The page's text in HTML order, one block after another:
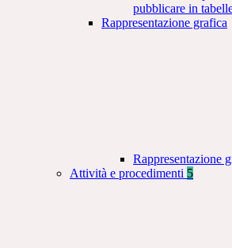
pubblicare in
Rappresentazione grafica
Rappresentazione
Attività e procedimenti 5